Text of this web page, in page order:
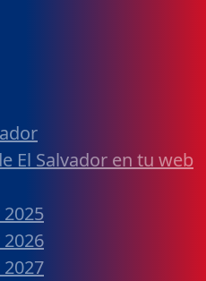
El Salvador en tu web